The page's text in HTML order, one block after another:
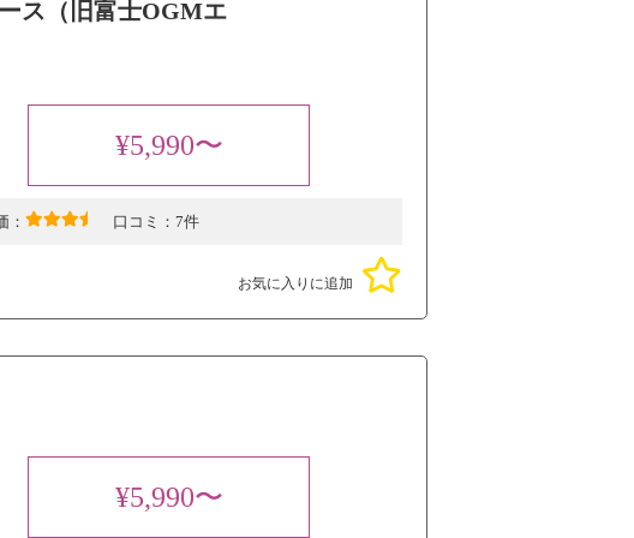
ス（旧富士OGMエ
¥5,990〜
： 口コミ：7件
お気に入りに追加
¥5,990〜